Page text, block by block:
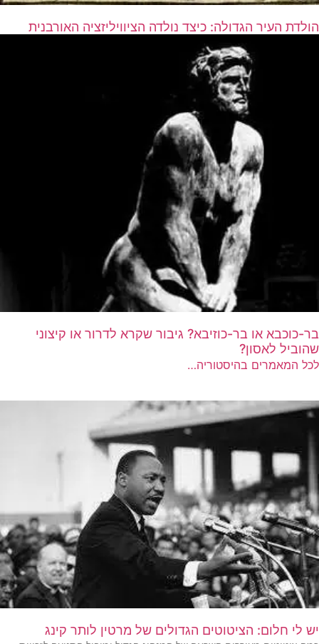
הולדת העיר הגדולה: כיצד נולדה הציוויליזציה האורבנית
בר-כוכבא או בר-כוזיבא? גיבור שקרא לדרור או קיצוני
שהוביל לאסון?
לכל המאמרים בהיסטוריה…
יש לי חלום: הציטוטים הגדולים של מרטין לותר קינג